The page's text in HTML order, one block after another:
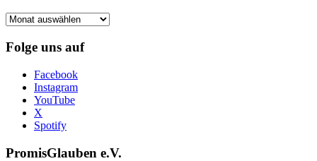
Frühere
Folge uns auf
Facebook
Instagram
YouTube
X
Spotify
PromisGlauben e.V.